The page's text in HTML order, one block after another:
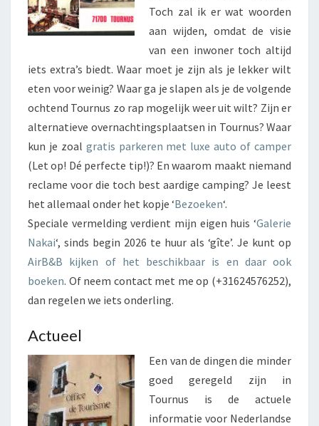
Toch zal ik er wat woorden
aan wijden, omdat de visie
van een inwoner toch altijd
iets extra’s biedt. Waar moet je zijn als je lekker wilt
eten voor weinig? Waar ga je slapen als je de volgende
ochtend Tournus zo rap mogelijk weer uit wilt? Zijn er
alternatieve overnachtingsplaatsen in Tournus? Waar
kun je zoal gratis parkeren met luxe auto of camper
(Let op! Dé perfecte tip!)? En waarom maakt niemand
reclame voor die toch best aardige camping? Je leest
het allemaal onder het kopje ‘Bezoeken‘.
Speciale vermelding verdient mijn eigen huis ‘Galerie
Nakai‘, sinds begin 2026 te huur als ‘gîte’. Je kunt op
AirB&B kijken of het beschikbaar is en daar ook
boeken. Of neem contact met me op (+31624576252),
dan regelen we iets onderling.
Actueel
Een van de dingen die minder
goed geregeld zijn in
Tournus is de actuele
informatie voor Nederlandse